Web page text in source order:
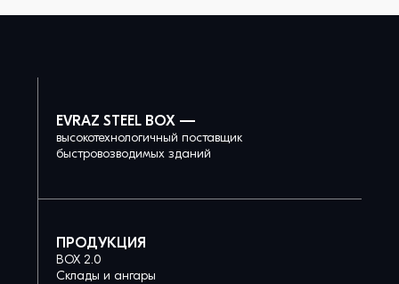
EVRAZ STEEL BOX —
высокотехнологичный поставщик
быстровозводимых зданий
ПРОДУКЦИЯ
BOX 2.0
Склады и ангары